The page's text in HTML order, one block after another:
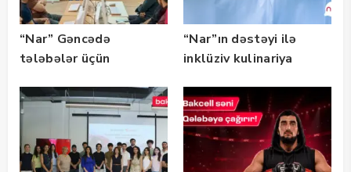
“Nar” Gəncədə
tələbələr üçün
təlimləri təşkil edib
“Nar”ın dəstəyi ilə
inklüziv kulinariya
keçirilib — Fotolar